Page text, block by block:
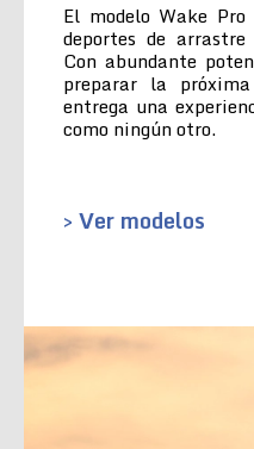
El modelo Wake
deportes de
Con abundante
preparar la
entrega una
como ningún otro.
> Ver modelos